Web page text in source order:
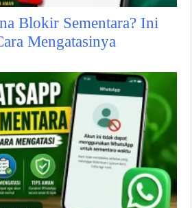
Blokir Sementara? Ini
Mengatasinya